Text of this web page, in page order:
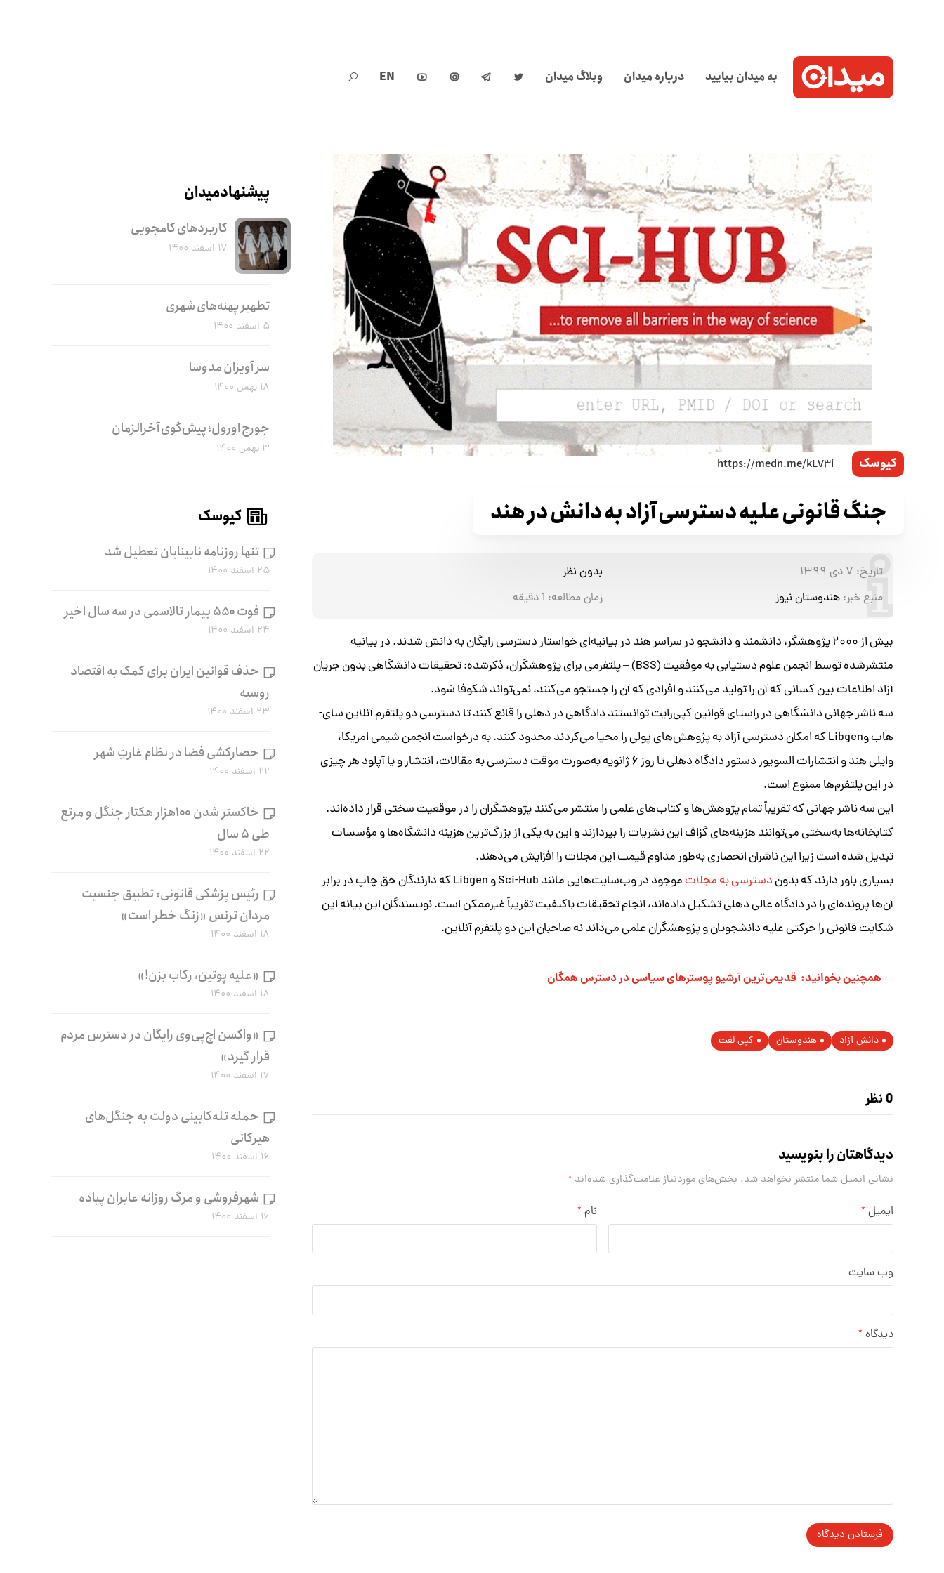
به میدان بیایید درباره میدان وبلاگ میدان 



EN

کیوسک
جنگ قانونی علیه دسترسی آزاد به دانش در هند
تاریخ: ۷ دی ۱۳۹۹
بدون نظر
منبع خبر: هندوستان نیوز زمان مطالعه: 1دقیقه
بیش از ۲۰۰۰ پژوهشگر، دانشمند و دانشجو در سراسر هند در بیانیه‌ای خواستار دسترسی رایگان به دانش شدند. در بیانیه
منتشرشده توسط انجمن علوم دستیابی به موفقیت (BSS) – پلتفرمی برای پژوهشگران، ذکرشده: تحقیقات دانشگاهی بدون جریان
آزاد اطلاعات بین کسانی که آن را تولید می‌کنند و افرادی که آن را جستجو می‌کنند، نمی‌تواند شکوفا شود.
سه ناشر جهانی دانشگاهی در راستای قوانین کپی‌رایت توانستند دادگاهی در دهلی را قانع کنند تا دسترسی دو پلتفرم آنلاین سای-
هاب وLibgen که امکان دسترسی آزاد به پژوهش‌های پولی را محیا می‌کردند محدود کنند. به درخواست انجمن شیمی امریکا،
وایلی هند و انتشارات السویور دستور دادگاه دهلی تا روز ۶ ژانویه به‌صورت موقت دسترسی به مقالات، انتشار و یا آپلود هر چیزی
در این پلتفرم‌ها ممنوع است.
این سه ناشر جهانی که تقریباً تمام پژوهش‌ها و کتاب‌های علمی را منتشر می‌کنند پژوهشگران را در موقعیت سختی قرار داده‌اند.
کتابخانه‌ها به‌سختی می‌توانند هزینه‌های گزاف این نشریات را بپردازند و این به یکی از بزرگ‌ترین هزینه دانشگاه‌ها و مؤسسات
تبدیل شده است زیرا این ناشران انحصاری به‌طور مداوم قیمت این مجلات را افزایش می‌دهند.
بسیاری باور دارند که بدوندسترسی به مجلات
موجود در وب‌سایت‌هایی مانند Sci-Hub و Libgen که دارندگان حق چاپ در برابر
آن‌ها پرونده‌ای را در دادگاه عالی دهلی تشکیل داده‌اند، انجام تحقیقات باکیفیت تقریباً غیرممکن است. نویسندگان این بیانه این
شکایت قانونی را حرکتی علیه دانشجویان و پژوهشگران علمی می‌داند نه صاحبان این دو پلتفرم آنلاین.
همچنین بخوانید: قدیمی‌ترین آرشیو پوسترهای سیاسی در دسترس همگان
دانش آزاد هندوستان کپی لفت
0 نظر
دیدگاهتان را بنویسید
نشانی ایمیل شما منتشر نخواهد شد. بخش‌های موردنیاز علامت‌گذاری شده‌اند *
نام * ایمیل *
وب‌ سایت
دیدگاه *
پیشنهاد میدان
کاربرد‌های کامجویی
۱۷ اسفند ۱۴۰۰
تطهیر پهنه‌های شهری
۵ اسفند ۱۴۰۰
سر آویزان مدوسا
۱۸ بهمن ۱۴۰۰
جورج اورول؛ پیش‌گوی آخرالزمان
۳ بهمن ۱۴۰۰
کیوسک
تنها روزنامه نابینایان تعطیل شد
۲۵ اسفند ۱۴۰۰
فوت ۵۵۰ بیمار تالاسمی در سه سال اخیر
۲۴ اسفند ۱۴۰۰
حذف قوانین ایران برای کمک به اقتصاد
روسیه
۲۳ اسفند ۱۴۰۰
حصارکشی فضا در نظام غارتِ شهر
۲۲ اسفند ۱۴۰۰
خاکستر شدن ۱۰۰هزار هکتار جنگل و مرتع
طی ۵ سال
۲۲ اسفند ۱۴۰۰
رئیس پزشکی قانونی: تطبیق جنسیت
مردان ترنس «زنگ خطر است»
۱۸ اسفند ۱۴۰۰
«علیه پوتین، رکاب بزن!»
۱۸ اسفند ۱۴۰۰
«واکسن اچ‌پی‌وی رایگان در دسترس مردم
قرار گیرد»
۱۷ اسفند ۱۴۰۰
حمله تله‌کابینی دولت به جنگل‌های
هیرکانی
۱۶ اسفند ۱۴۰۰
شهرفروشی و مرگ روزانه عابران پیاده
۱۶ اسفند ۱۴۰۰